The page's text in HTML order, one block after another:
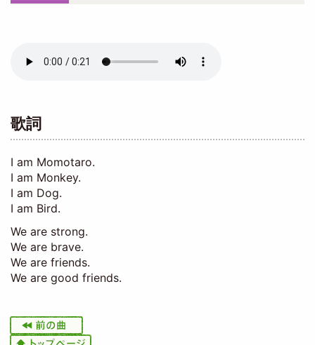
file
歌詞
I am Momotaro.
I am Monkey.
I am Dog.
I am Bird.
We are strong.
We are brave.
We are friends.
We are good friends.
I
m
I